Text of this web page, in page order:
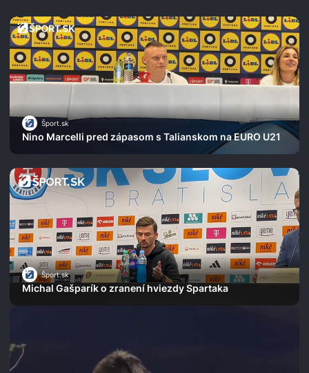
Šport.sk
Nino Marcelli pred zápasom s Talianskom na EURO U21
Šport.sk
Michal Gašparík o zranení hviezdy Spartaka